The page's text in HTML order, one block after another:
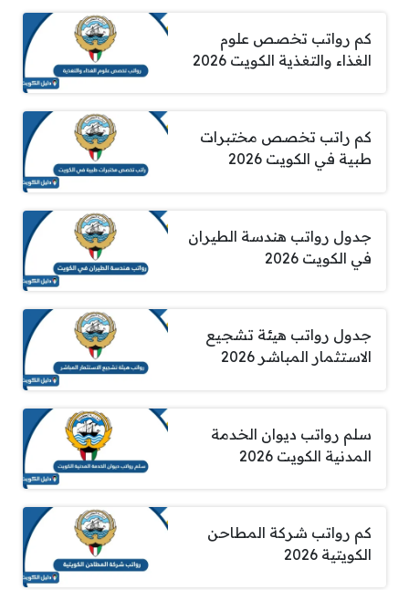
كم رواتب تخصص علوم
الغذاء والتغذية الكويت 2026
كم راتب تخصص مختبرات
طبية في الكويت 2026
جدول رواتب هندسة الطيران
في الكويت 2026
جدول رواتب هيئة تشجيع
الاستثمار المباشر 2026
سلم رواتب ديوان الخدمة
المدنية الكويت 2026
كم رواتب شركة المطاحن
الكويتية 2026